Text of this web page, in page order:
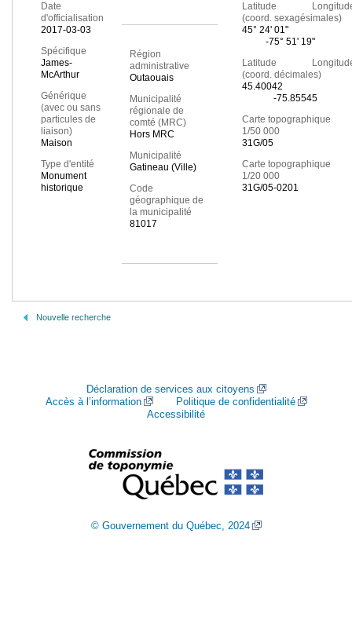
Date
d'officialisation
2017-03-03
Spécifique
James-
McArthur
Générique
(avec ou sans
particules de
liaison)
Maison
Type d'entité
Monument
historique
Région
administrative
Outaouais
Municipalité
régionale de
comté (MRC)
Hors MRC
Municipalité
Gatineau (Ville)
Code
géographique de
la municipalité
81017
Latitude
(coord. sexagésimales)
45° 24' 01"
-75° 51' 19"
Latitude
(coord. décimales)
45.40042
-75.85545
Carte topographique
1/50 000
31G/05
Carte topographique
1/20 000
31G/05-0201
Nouvelle recherche
Déclaration de services aux citoyens
Accès à l’information
Politique de confidentialité
Accessibilité
© Gouvernement du Québec, 2024